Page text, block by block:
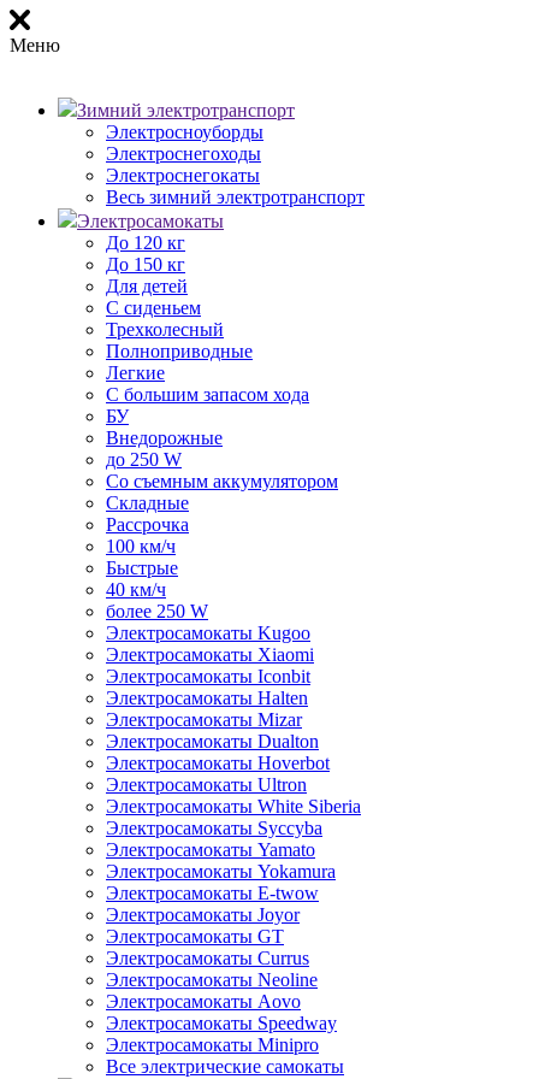
Меню
Зимний электротранспорт
Электросноуборды
Электроснегоходы
Электроснегокаты
Весь зимний электротранспорт
Электросамокаты
До 120 кг
До 150 кг
Для детей
С сиденьем
Трехколесный
Полноприводные
Легкие
С большим запасом хода
БУ
Внедорожные
до 250 W
Со съемным аккумулятором
Складные
Рассрочка
100 км/ч
Быстрые
40 км/ч
более 250 W
Электросамокаты Kugoo
Электросамокаты Xiaomi
Электросамокаты Iconbit
Электросамокаты Halten
Электросамокаты Mizar
Электросамокаты Dualton
Электросамокаты Hoverbot
Электросамокаты Ultron
Электросамокаты White Siberia
Электросамокаты Syccyba
Электросамокаты Yamato
Электросамокаты Yokamura
Электросамокаты E-twow
Электросамокаты Joyor
Электросамокаты GT
Электросамокаты Currus
Электросамокаты Neoline
Электросамокаты Aovo
Электросамокаты Speedway
Электросамокаты Minipro
Все электрические самокаты